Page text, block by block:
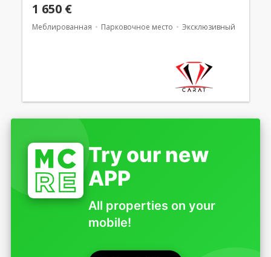
1 650 €
Меблированная Парковочное место Эксклюзивный
Try our new
APP
All properties on your
mobile!